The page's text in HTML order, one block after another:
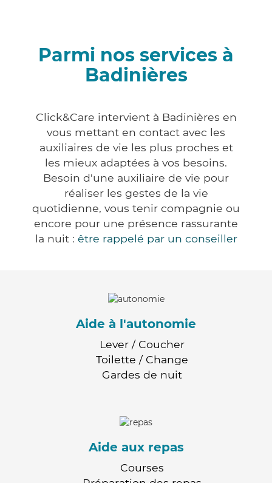
Parmi nos services à
Badinières
Click&Care intervient à Badinières en
vous mettant en contact avec les
auxiliaires de vie les plus proches et
les mieux adaptées à vos besoins.
Besoin d'une auxiliaire de vie pour
réaliser les gestes de la vie
quotidienne, vous tenir compagnie ou
encore pour une présence rassurante
la nuit : être rappelé par un conseiller
Aide à l'autonomie
Lever / Coucher
Toilette / Change
Gardes de nuit
Aide aux repas
Courses